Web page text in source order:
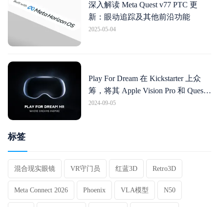
深入解读 Meta Quest v77 PTC 更
新：眼动追踪及其他前沿功能
2025-05-04
Play For Dream 在 Kickstarter 上众
筹，将其 Apple Vision Pro 和 Quest
Pro 跨界产品推向欧美
2024-09-05
标签
混合现实眼镜 VR守门员 红蓝3D Retro3D
Meta Connect 2026 Phoenix VLA模型 N50